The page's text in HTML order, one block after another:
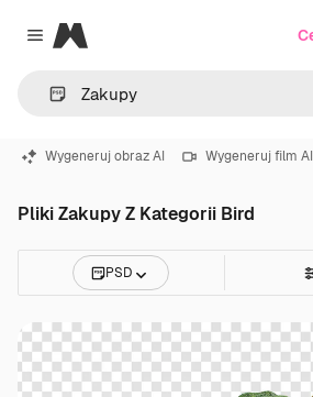
Close menu
Magnific
Wygeneruj obraz AI Wygeneruj film AI
Pliki Zakupy Z Kategorii Bird
PSD